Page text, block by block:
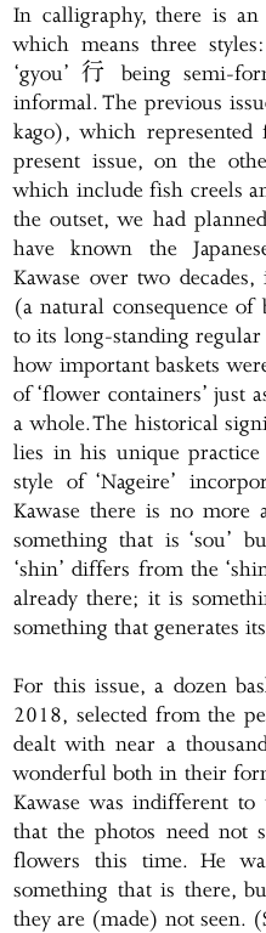
In calligraphy, there is
which means three
‘gyou’ 行 being semi-
informal. The previous
kago), which represented
present issue, on the
which include fish creels
the outset, we had
have known the
Kawase over two
(a natural consequence
to its long-standing
how important baskets
of ‘flower containers’ just
a whole. The historical
lies in his unique practice
style of ‘Nageire’
Kawase there is no more
something that is ‘sou’
‘shin’ differs from the
already there; it is
something that generates
For this issue, a dozen
2018, selected from the
dealt with near a
wonderful both in their
Kawase was indifferent to
that the photos need not
flowers this time. He
something that is there,
they are (made) not seen.